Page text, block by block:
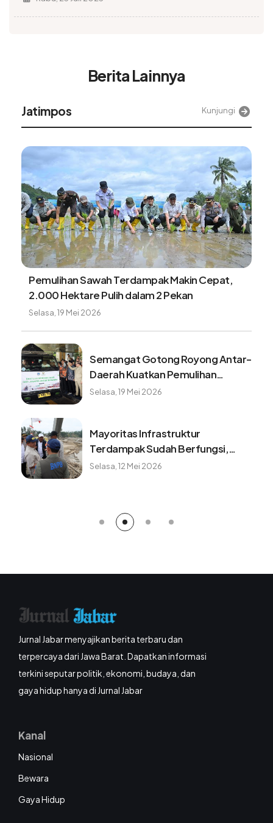
Berita Lainnya
Jatimpos Kunjungi
Pemulihan Sawah Terdampak Makin Cepat,
2.000 Hektare Pulih dalam 2 Pekan
Selasa, 19 Mei 2026
Semangat Gotong Royong Antar-
Daerah Kuatkan Pemulihan
Pascabencana Sumatera
Selasa, 19 Mei 2026
Mayoritas Infrastruktur
Terdampak Sudah Berfungsi,
Konektivitas dan Logistik
Selasa, 12 Mei 2026
Jurnal Jabar menyajikan berita terbaru dan
terpercaya dari Jawa Barat. Dapatkan informasi
terkini seputar politik, ekonomi, budaya, dan
gaya hidup hanya di Jurnal Jabar
Kanal
Nasional
Bewara
Gaya Hidup